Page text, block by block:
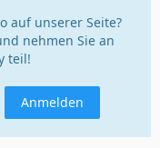
auf unserer Seite?
nehmen Sie an
teil!
Anmelden